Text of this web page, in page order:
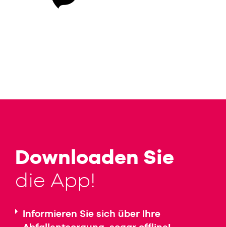
Downloaden Sie
die App!
Informieren Sie sich über Ihre